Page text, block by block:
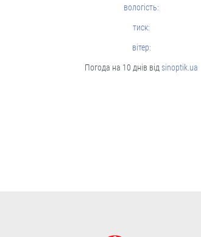
вологість:
тиск:
вітер:
Погода на 10 днів відsinoptik.ua